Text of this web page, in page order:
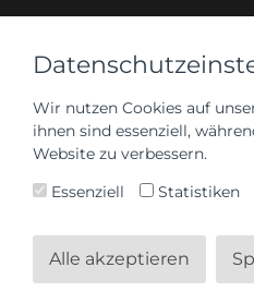
Wir nutzen Cookies auf
ihnen sind essenziell,
Website zu verbessern.
Essenziell
Statistiken
Alle akzeptieren